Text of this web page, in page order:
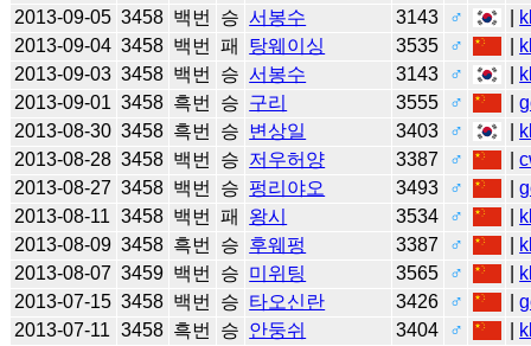
2013-09-05 3458 백번 승 서봉수 3143 ♂
2013-09-04 3458 백번 패 탕웨이싱 3535 ♂
2013-09-03 3458 백번 승 서봉수 3143 ♂
2013-09-01 3458 흑번 승 구리 3555 ♂ |
2013-08-30 3458 흑번 승 변상일 3403 ♂
2013-08-28 3458 백번 승 저우허양 3387 ♂ |
2013-08-27 3458 백번 승 펑리야오 3493 ♂ |
2013-08-11 3458 백번 패 왕시 3534 ♂
2013-08-09 3458 흑번 승 후웨펑 3387 ♂
2013-08-07 3459 백번 승 미위팅 3565 ♂
2013-07-15 3458 백번 승 타오신란 3426 ♂ |
2013-07-11 3458 흑번 승 안둥쉬 3404 ♂